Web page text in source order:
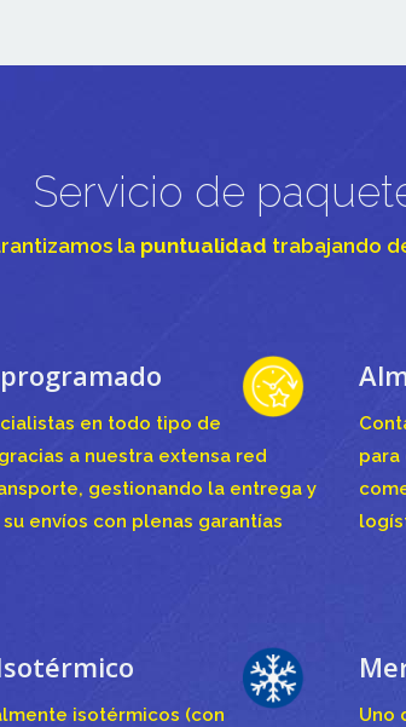
Servicio de
la puntualidad trabajando
en todo tipo de
a nuestra extensa red
gestionando la entrega y
envíos con plenas garantías
para
isotérmicos (con
Uno